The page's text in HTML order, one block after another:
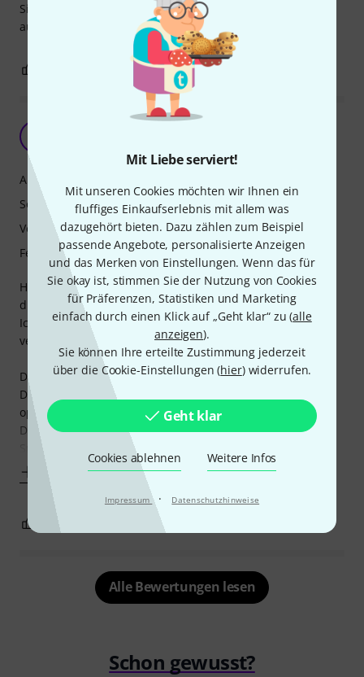
Mit Liebe serviert!
Mit unseren Cookies möchten wir Ihnen ein
fluffiges Einkaufserlebnis mit allem was
dazugehört bieten. Dazu zählen zum Beispiel
passende Angebote, personalisierte Anzeigen
und das Merken von Einstellungen. Wenn das für
Sie okay ist, stimmen Sie der Nutzung von Cookies
für Präferenzen, Statistiken und Marketing
einfach durch einen Klick auf „Geht klar“ zu (alle
anzeigen).
Sie können Ihre erteilte Zustimmung jederzeit
über die Cookie-Einstellungen (hier) widerrufen.
Geht klar
Cookies ablehnen Weitere Infos
Impressum · Datenschutzhinweise
Sie ist perfekt. Ton, Verarbeitung und Bespielbarkeit
außergewöhnlich gut! Ich kann sie jeden nur empfehlen!
BEWERTUNG MELDEN
Hallo Zusammen,
die Special 20 ist zur Zeit meine Lieblings-Harp !
Ich spiele sehr gerne damit und habe sie auch in den
verschiedesten Tonarten !
Die Ansprache ist sehr gut !!!
Die Special 20 lässt sich sehr schön benden und ist daher
optimal für das Blues-Spiel geeignet.
Da sie sich sehr gut durchsetzt ist sie auch für das Solo-
Mehr anzeigen
Ansprache
Sound
Verarbeitung
Features
BEWERTUNG MELDEN
Alle Bewertungen lesen
Schon gewusst?